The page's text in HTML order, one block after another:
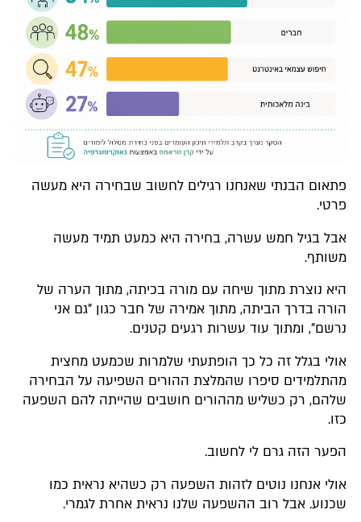
פתאום הבנתי שאנחנו רגילים לחשוב שבחירה היא מעשה
פרטי.
אבל בגיל חמש עשרה, בחירה היא כמעט תמיד מעשה
משותף.
היא נוצרת מתוך שיחה עם מורה בכיתה, מתוך הערה של
הורה בדרך הביתה, מתוך אמירה של חבר כגון "גם אני
נרשם", ומתוך עוד עשרות רגעים קטנים.
אולי בגלל זה כל כך הופתעתי שלמרות שכמעט מחצית
מהתלמידים סיפרו שהמלצת ההורים השפיעה על הבחירה
שלהם, רק כשליש מההורים חושבים שהייתה להם השפעה
כזו.
הפער הזה גרם לי לחשוב.
אולי אנחנו נוטים לזהות השפעה רק כשהיא נראית כמו
שכנוע. אבל רוב ההשפעה שלנו נראית אחרת לגמרי.